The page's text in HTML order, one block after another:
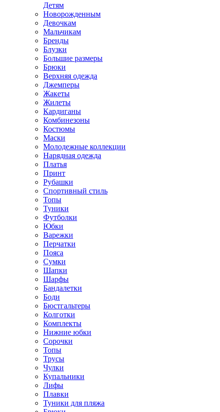
Детям
Новорожденным
Девочкам
Мальчикам
Бренды
Блузки
Большие размеры
Брюки
Верхняя одежда
Джемперы
Жакеты
Жилеты
Кардиганы
Комбинезоны
Костюмы
Маски
Молодежные коллекции
Нарядная одежда
Платья
Принт
Рубашки
Спортивный стиль
Топы
Туники
Футболки
Юбки
Варежки
Перчатки
Пояса
Сумки
Шапки
Шарфы
Бандалетки
Боди
Бюстгальтеры
Колготки
Комплекты
Нижние юбки
Сорочки
Топы
Трусы
Чулки
Купальники
Лифы
Плавки
Туники для пляжа